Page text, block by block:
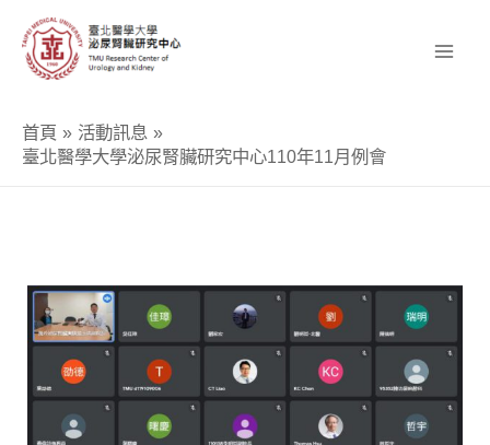
首頁
活動訊息
臺北醫學大學泌尿腎臟研究中心110年11月例會